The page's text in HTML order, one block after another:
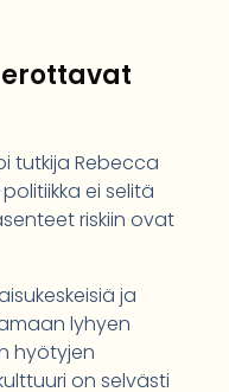
tutkija Rebecca
ei selitä
riskiin ovat
ja
lyhyen
hyötyjen
on selvästi